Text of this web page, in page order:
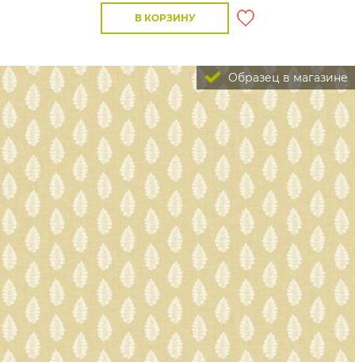
В КОРЗИНУ
Образец в магазине